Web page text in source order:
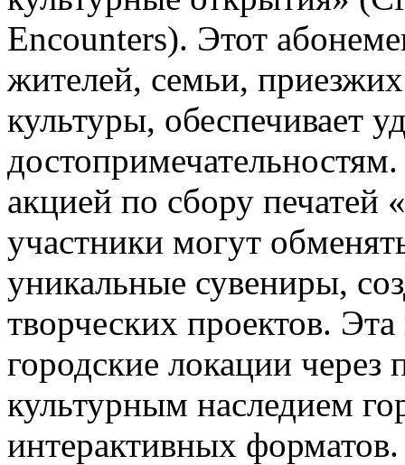
Encounters). Этот
жителей, семьи,
культуры, обеспечивает
акцией по сбору печатей
участники могут
уникальные сувениры,
творческих проектов.
городские локации через
культурным наследием
интерактивных форматов.